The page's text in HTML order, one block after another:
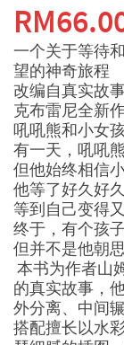
RM
一个关于等待
望的神奇旅程
改编自真实故
克布雷尼全新
吼吼熊和小女
有一天，吼吼
但他始终相信
他等了好久好久
等到自己变得
终于，有个孩
但并不是他朝
本书为作者山
的真实故事，
外分离、中间
搭配擅长以水